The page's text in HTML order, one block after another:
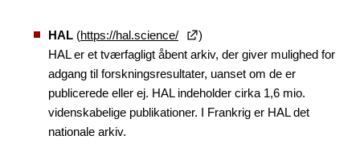
HAL (https://hal.science/
)
HAL er et tværfagligt åbent arkiv, der giver mulighed for
adgang til forskningsresultater, uanset om de er
publicerede eller ej. HAL indeholder cirka 1,6 mio.
videnskabelige publikationer. I Frankrig er HAL det
nationale arkiv.